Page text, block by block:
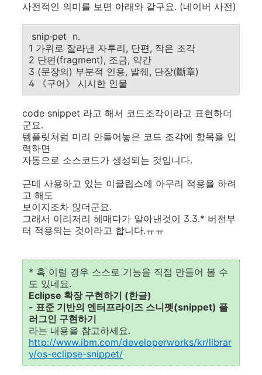
사전적인 의미를 보면 아래와 같구요. (네이버 사전)
snip·pet n.
1 가위로 잘라낸 자투리, 단편, 작은 조각
2 단편(fragment), 조금, 약간
3 (문장의) 부분적 인용, 발췌, 단장(斷章)
4 《구어》 시시한 인물
code snippet 라고 해서 코드조각이라고 표현하더
군요.
템플릿처럼 미리 만들어놓은 코드 조각에 항목을 입
력하면
자동으로 소스코드가 생성되는 것입니다.
근데 사용하고 있는 이클립스에 아무리 적용을 하려
고 해도
보이지조차 않더군요.
그래서 이리저리 헤매다가 알아낸것이 3.3.* 버전부
터 적용되는 것이라고 합니다.ㅠㅠ
* 혹 이럴 경우 스스로 기능을 직접 만들어 볼 수
도 있네요.
Eclipse 확장 구현하기 (한글)
- 표준 기반의 엔터프라이즈 스니펫(snippet) 플
러그인 구현하기
라는 내용을 참고하세요.
http://www.ibm.com/developerworks/kr/librar
y/os-eclipse-snippet/